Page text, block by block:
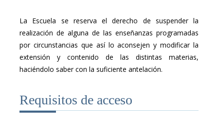
La Escuela se reserva el derecho de suspender la
realización de alguna de las enseñanzas programadas
por circunstancias que así lo aconsejen y modificar la
extensión y contenido de las distintas materias,
haciéndolo saber con la suficiente antelación.
Requisitos de acceso